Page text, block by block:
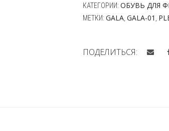
КАТЕГОРИИ: ОБУВЬ ДЛЯ
МЕТКИ: GALA GALA-01
ПОДЕЛИТЬСЯ: